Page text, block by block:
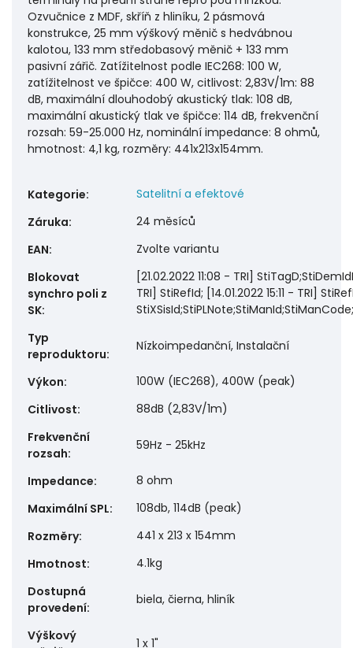
Ozvučnice z MDF, skříň z hliníku, 2 pásmová
konstrukce, 25 mm výškový měnič s hedvábnou
kalotou, 133 mm středobasový měnič + 133 mm
pasivní zářič. Zatížitelnost podle IEC268: 100 W,
zatížitelnost ve špičce: 400 W, citlivost: 2,83V/1m: 88
dB, maximální dlouhodobý akustický tlak: 108 dB,
maximální akustický tlak ve špičce: 114 dB, frekvenční
rozsah: 59-25.000 Hz, nominální impedance: 8 ohmů,
hmotnost: 4,1 kg, rozměry: 441x213x154mm.
Kategorie:
Satelitní a efektové
Záruka:
24 měsíců
EAN:
Zvolte variantu
Blokovat
synchro poli z
SK:
[21.02.2022 11:08 - TRI]
TRI] StiRefId; [14.01.2022 15:11 - TRI]
Typ
reproduktoru:
Nízkoimpedanční, Instalační
Výkon:
100W (IEC268), 400W (peak)
Citlivost:
88dB (2,83V/1m)
Frekvenční
rozsah:
59Hz - 25kHz
Impedance:
8 ohm
Maximální SPL:
108db, 114dB (peak)
Rozměry:
441 x 213 x 154mm
Hmotnost:
4.1kg
Dostupná
provedení:
biela, čierna, hliník
Výškový
1 x 1"